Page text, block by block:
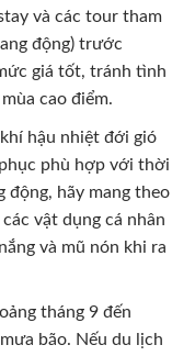
và các tour tham
động) trước
giá tốt, tránh tình
cao điểm.
hậu nhiệt đới gió
phù hợp với thời
động, hãy mang theo
vật dụng cá nhân
và mũ nón khi ra
tháng 9 đến
bão. Nếu du lịch